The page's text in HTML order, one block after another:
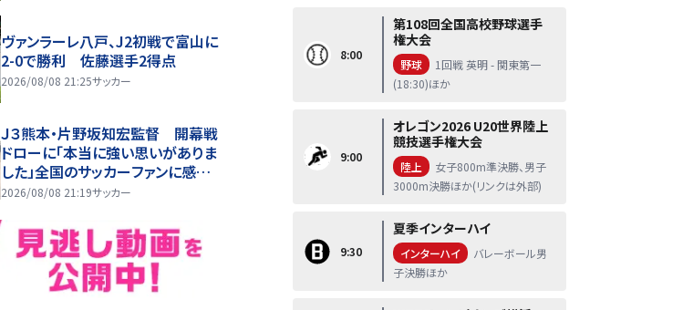
ヴァンラーレ八戸、J2初戦で富山に
2-0で勝利 佐藤選手2得点
2026/08/08 21:25サッカー
Ｊ３熊本・片野坂知宏監督 開幕戦
ドローに「本当に強い思いがありま
した」全国のサッカーファンに感
謝…会見コメント
2026/08/08 21:19サッカー
8:00
第108回全国高校野球選手
権大会
野球
1回戦 英明 - 関東第一
(18:30)ほか
9:00
オレゴン2026 U20世界陸上
競技選手権大会
陸上
女子800m準決勝、男子
3000m決勝ほか(リンクは外部)
9:30
夏季インターハイ
インターハイ
バレーボール男
子決勝ほか